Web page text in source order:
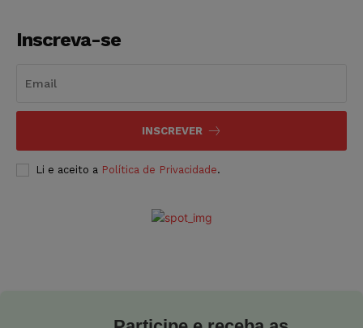
Inscreva-se
INSCREVER
Li e aceito a Política de Privacidade.